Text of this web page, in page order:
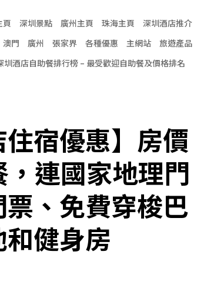
頁 深圳景點 廣州主頁 珠海主頁
深圳酒店推介
澳門 廣州 張家界 各種優惠 主網站
旅遊產品
圳酒店自助餐排行榜 – 最受歡迎自助餐及價格排名
住宿優惠】房價
連國家地理門
、免費穿梭巴
健身房